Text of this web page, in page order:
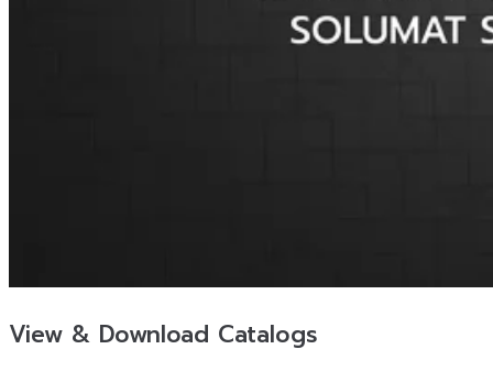
View & Download Catalogs